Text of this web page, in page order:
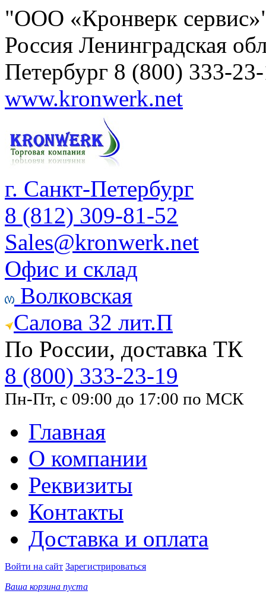
"ООО «Кронверк
Россия Ленинградская
Петербург 8 (800) 333-
www.kronwerk.net
г. Санкт-Петербург
8 (812) 309-81-52
Sales@kronwerk.net
Офис и склад
Волковская
Салова 32 лит.П
По России, доставка ТК
8 (800) 333-23-19
Пн-Пт, с 09:00 до 17:00 по МСК
Главная
О компании
Реквизиты
Контакты
Доставка и оплата
Войти на сайт Зарегистрироваться
Ваша корзина пуста